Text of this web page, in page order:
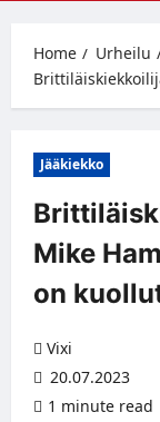
Home Urheilu
Jääkiekko
Mike
on
Vixi
20.07.2023
1 minute read